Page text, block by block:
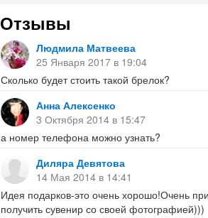
Отзывы
Людмила Матвеева
25 Января 2017 в 19:04
Сколько будет стоить такой брелок?
Анна Алексенко
3 Октября 2014 в 15:47
а номер телефона можно узнать?
Диляра Девятова
14 Мая 2014 в 14:41
Идея подарков-это очень хорошо!Очень
получить сувенир со своей фотографией)))